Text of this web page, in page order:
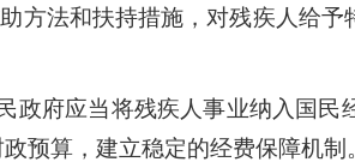
方法和扶持措施，对残疾人给予
政府应当将残疾人事业纳入国民
预算，建立稳定的经费保障机制